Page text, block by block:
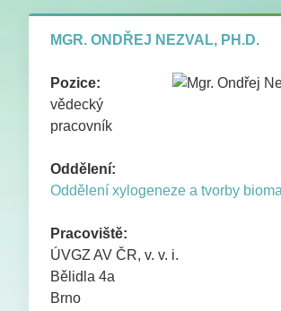
PUBLIKACE
MGR. ONDŘEJ NEZVAL, PH.D.
Pozice:
vědecký
pracovník
Oddělení:
Oddělení xylogeneze a tvorby
Pracoviště:
ÚVGZ AV ČR, v. v. i.
Bělidla 4a
Brno